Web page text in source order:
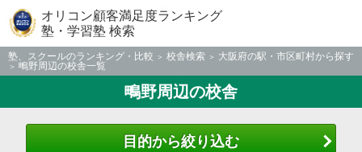
オリコン顧客満足度ランキング
塾・学習塾 検索
塾、スクールのランキング・比較 校舎検索
大阪府の駅・市区町村から探す
鴫野周辺の校舎一覧
鴫野周辺の校舎
目的から絞り込む